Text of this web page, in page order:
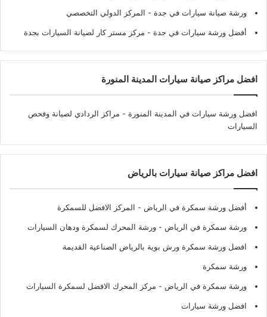
ورشة صيانة سيارات في جدة - المركز الدولي التخصصي
أفضل ورشة سيارات في جدة - مركز مستر كار لصيانة السيارات بجدة
افضل مراكز صيانة سيارات المدينة المنورة
افضل ورشة سيارات في المدينة المنورة - مراكز الردادي لصيانة وفحص
السيارات
افضل مراكز صيانة سيارات بالرياض
أفضل ورشة سمكرة في الرياض - المركز الافضل للسمكرة
ورشة سمكرة في الرياض - ورشة المحرك لسمكرة ودهان السيارات
افضل ورشة سمكرة ورش بوية بالرياض الصناعية القديمة
ورشة سمكرة
ورشة سمكرة في الرياض - مركز المحرك الافضل لسمكرة السيارات
افضل ورشة سيارات